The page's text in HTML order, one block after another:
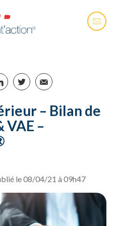
– Bilan de
VAE –
le 08/04/21 à 09h47